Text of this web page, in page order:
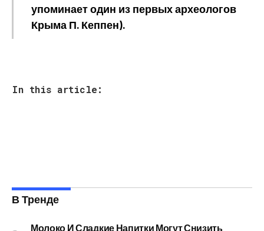
упоминает один из первых археологов
Крыма П. Кеппен).
In this article:
В Тренде
Молоко И Сладкие Напитки Могут Снизить